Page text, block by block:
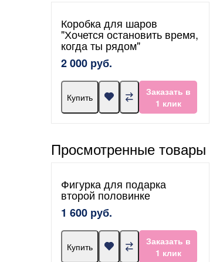
Коробка для шаров
"Хочется остановить время,
когда ты рядом"
2 000 руб.
Купить
Заказать в
1 клик
Просмотренные товары
Фигурка для подарка
второй половинке
1 600 руб.
Купить
Заказать в
1 клик